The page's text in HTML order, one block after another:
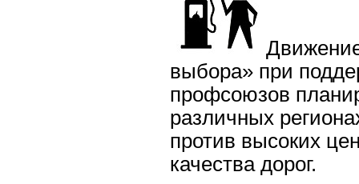
выбора» при
профсоюзов
различных
против высоких
качества дорог.